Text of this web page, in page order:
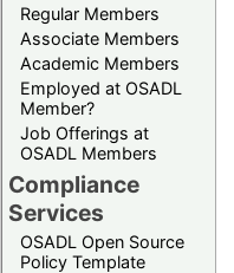
Regular Members
Associate Members
Academic Members
Employed at OSADL
Member?
Job Offerings at
OSADL Members
Compliance
Services
OSADL Open Source
Policy Template